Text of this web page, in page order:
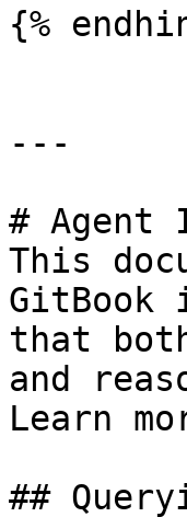
{%
---
# Agent
This
GitBook
that
and
Learn
##